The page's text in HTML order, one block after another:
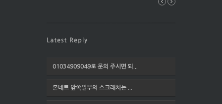
01034909049로 문의 주시면 되...
본네트 앞쪽일부의 스크래치는 ...